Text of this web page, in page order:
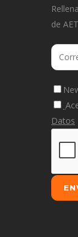
de
Datos